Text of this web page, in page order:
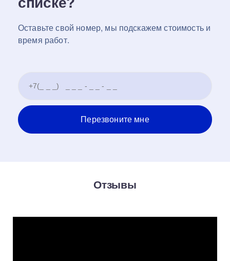
Оставьте свой номер, мы подскажем стоимость и
время работ.
Отзывы